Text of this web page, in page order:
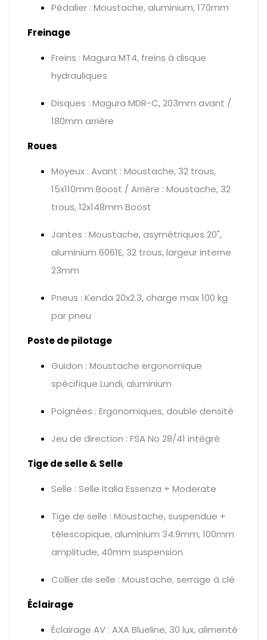
Pédalier : Moustache, aluminium, 170mm
Freinage
Freins : Magura MT4, freins à disque
hydrauliques
Disques : Magura MDR-C, 203mm avant /
180mm arrière
Roues
Moyeux : Avant : Moustache, 32 trous,
15x110mm Boost / Arrière : Moustache, 32
trous, 12x148mm Boost
Jantes : Moustache, asymétriques 20",
aluminium 6061E, 32 trous, largeur interne
23mm
Pneus : Kenda 20x2.3, charge max 100 kg
par pneu
Poste de pilotage
Guidon : Moustache ergonomique
spécifique Lundi, aluminium
Poignées : Ergonomiques, double densité
Jeu de direction : FSA No 28/41 intégré
Tige de selle & Selle
Selle : Selle Italia Essenza + Moderate
Tige de selle : Moustache, suspendue +
télescopique, aluminium 34.9mm, 100mm
amplitude, 40mm suspension
Collier de selle : Moustache, serrage à clé
Éclairage
Éclairage AV : AXA Blueline, 30 lux, alimenté